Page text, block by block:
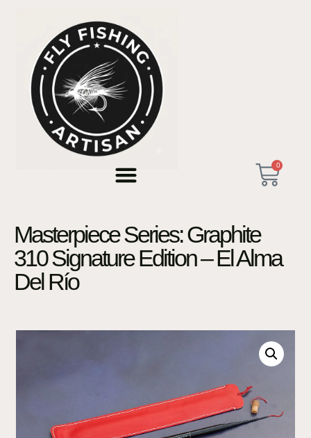
0
Masterpiece Series: Graphite
310 Signature Edition – El Alma
Del Río